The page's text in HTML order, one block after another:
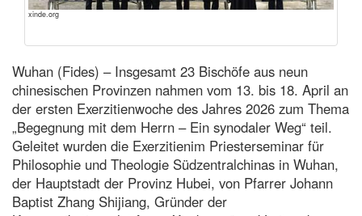
xinde.org
Wuhan (Fides) – Insgesamt 23 Bischöfe aus neun
chinesischen Provinzen nahmen vom 13. bis 18. April an
der ersten Exerzitienwoche des Jahres 2026 zum Thema
„Begegnung mit dem Herrn – Ein synodaler Weg“ teil.
Geleitet wurden die Exerzitienim Priesterseminar für
Philosophie und Theologie Südzentralchinas in Wuhan,
der Hauptstadt der Provinz Hubei, von Pfarrer Johann
Baptist Zhang Shijiang, Gründer der